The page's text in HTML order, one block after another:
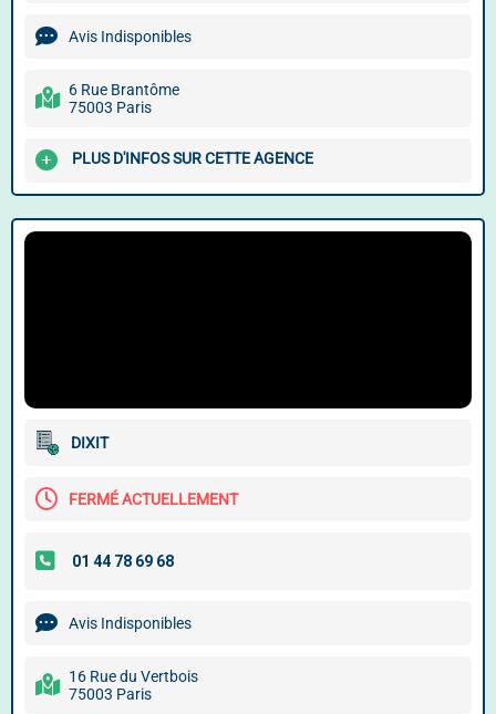
Avis Indisponibles
6 Rue Brantôme
75003 Paris
PLUS D'INFOS SUR CETTE AGENCE
DIXIT
FERMÉ ACTUELLEMENT
Avis Indisponibles
16 Rue du Vertbois
75003 Paris